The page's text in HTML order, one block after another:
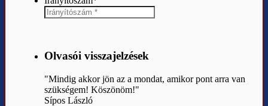
Olvasói visszajelzések
"Mindig akkor jön az a mondat, amikor pont arra van
szükségem! Köszönöm!"
Sípos László